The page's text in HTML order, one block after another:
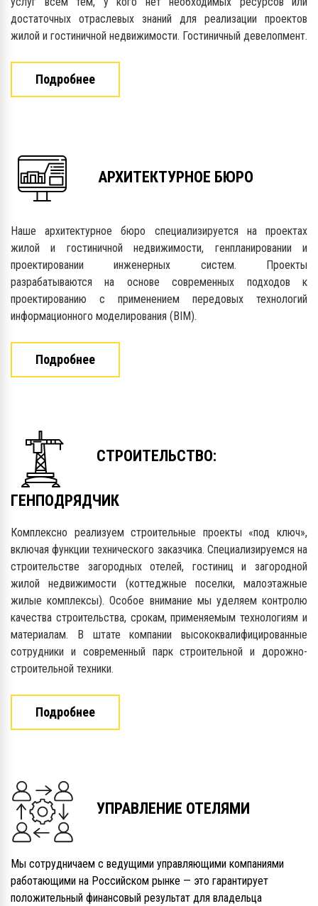
достаточных отраслевых знаний для реализации проектов
жилой и гостиничной недвижимости. Гостиничный девелопмент.
Подробнее
АРХИТЕКТУРНОЕ БЮРО
Наше архитектурное бюро специализируется на проектах
жилой и гостиничной недвижимости, генпланировании и
проектировании инженерных систем. Проекты
разрабатываются на основе современных подходов к
проектированию с применением передовых технологий
информационного моделирования (BIM).
Подробнее
СТРОИТЕЛЬСТВО:
ГЕНПОДРЯДЧИК
Комплексно реализуем строительные проекты «под ключ»,
включая функции технического заказчика. Специализируемся на
строительстве загородных отелей, гостиниц и загородной
жилой недвижимости (коттеджные поселки, малоэтажные
жилые комплексы). Особое внимание мы уделяем контролю
качества строительства, срокам, применяемым технологиям и
материалам. В штате компании высококвалифицированные
сотрудники и современный парк строительной и дорожно-
строительной техники.
Подробнее
УПРАВЛЕНИЕ ОТЕЛЯМИ
Мы сотрудничаем с ведущими управляющими компаниями
работающими на Российском рынке — это гарантирует
положительный финансовый результат для владельца